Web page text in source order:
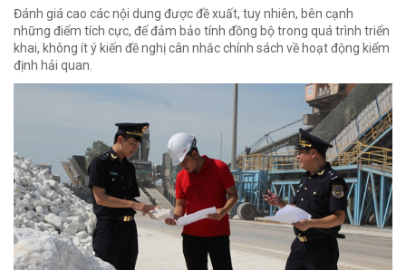
Đánh giá cao các nội dung được đề xuất, tuy nhiên, bên cạnh
những điểm tích cực, để đảm bảo tính đồng bộ trong quá trình triển
khai, không ít ý kiến đề nghị cân nhắc chính sách về hoạt động kiểm
định hải quan.